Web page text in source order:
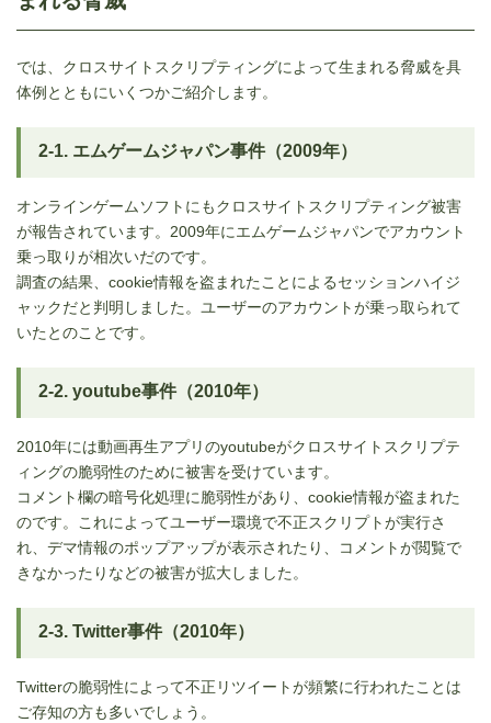
では、クロスサイトスクリプティングによって生まれる脅威を具
体例とともにいくつかご紹介します。
2-1. エムゲームジャパン事件（2009年）
オンラインゲームソフトにもクロスサイトスクリプティング被害
が報告されています。2009年にエムゲームジャパンでアカウント
乗っ取りが相次いだのです。
調査の結果、cookie情報を盗まれたことによるセッションハイジ
ャックだと判明しました。ユーザーのアカウントが乗っ取られて
いたとのことです。
2-2. youtube事件（2010年）
2010年には動画再生アプリのyoutubeがクロスサイトスクリプテ
ィングの脆弱性のために被害を受けています。
コメント欄の暗号化処理に脆弱性があり、cookie情報が盗まれた
のです。これによってユーザー環境で不正スクリプトが実行さ
れ、デマ情報のポップアップが表示されたり、コメントが閲覧で
きなかったりなどの被害が拡大しました。
2-3. Twitter事件（2010年）
Twitterの脆弱性によって不正リツイートが頻繁に行われたことは
ご存知の方も多いでしょう。